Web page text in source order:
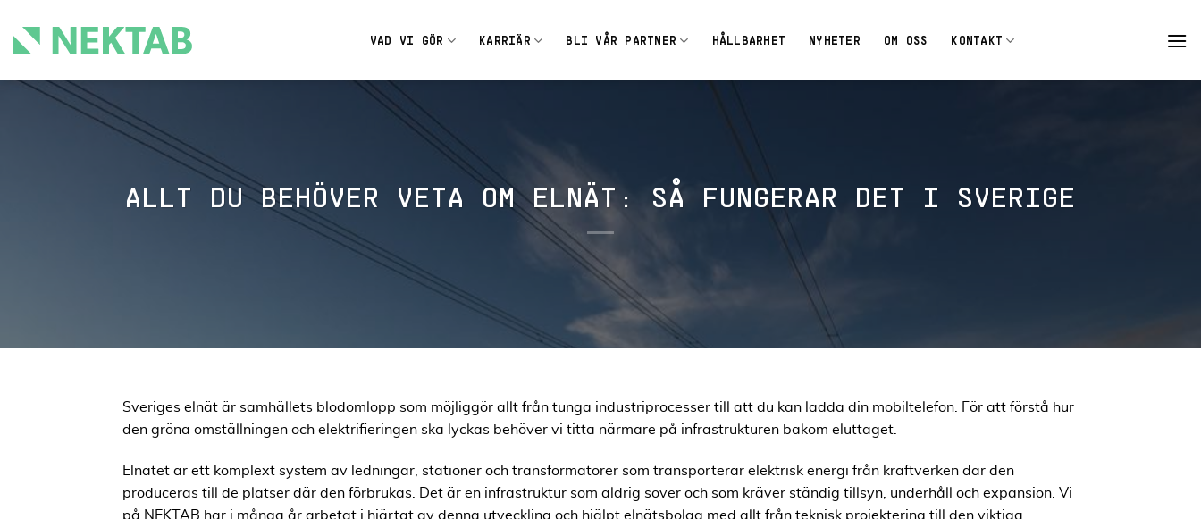
content
VAD VI GÖR KARRIÄR BLI VÅR PARTNER HÅLLBARHET NYHETER OM OSS KONTAKT
ALLT DU BEHÖVER VETA OM ELNÄT: SÅ FUNGERAR DET I SVERIGE
Sveriges elnät är samhällets blodomlopp som möjliggör allt från tunga industriprocesser till att du kan ladda din mobiltelefon. För att förstå hur
den gröna omställningen och elektrifieringen ska lyckas behöver vi titta närmare på infrastrukturen bakom eluttaget.
Elnätet är ett komplext system av ledningar, stationer och transformatorer som transporterar elektrisk energi från kraftverken där den
produceras till de platser där den förbrukas. Det är en infrastruktur som aldrig sover och som kräver ständig tillsyn, underhåll och expansion. Vi
på NEKTAB har i många år arbetat i hjärtat av denna utveckling och hjälpt elnätsbolag med allt från teknisk projektering till den viktiga